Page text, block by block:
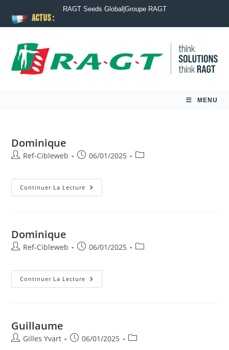
ACTUS :
RAGT Seeds Global Groupe RAGT
MENU
Dominique
Ref-Cibleweb 06/01/2025
Continuer La Lecture
Dominique
Ref-Cibleweb 06/01/2025
Continuer La Lecture
Guillaume
Gilles Yvart 06/01/2025